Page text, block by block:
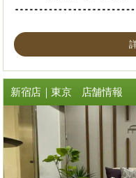
新宿店｜東京 店舗情報